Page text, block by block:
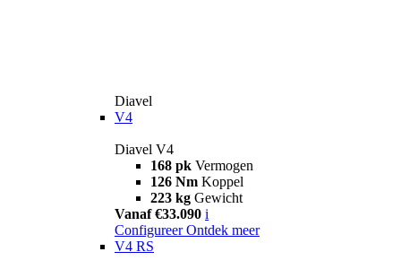
Diavel
V4
Diavel V4
168 pk Vermogen
126 Nm Koppel
223 kg Gewicht
Vanaf €33.090 i
Configureer Ontdek meer
V4 RS